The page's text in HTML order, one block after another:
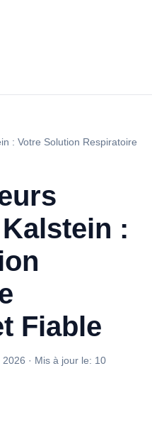
: Votre Solution Respiratoire
:
Fiable
2026 · Mis à jour le: 10